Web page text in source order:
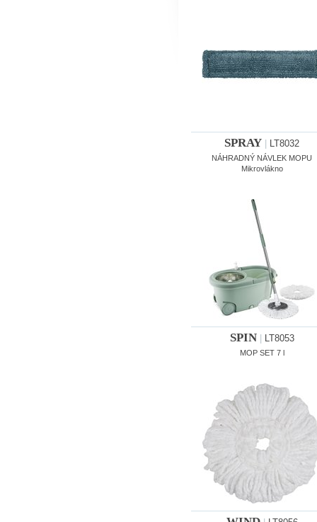
SPRAY LT8032
NÁHRADNÝ NÁVLEK MOPU
Mikrovlákno
SPIN LT8053
MOP SET 7 l